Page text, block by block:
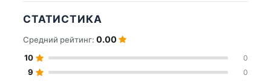
СТАТИСТИКА
Средний рейтинг: 0.00
10 0
9 0